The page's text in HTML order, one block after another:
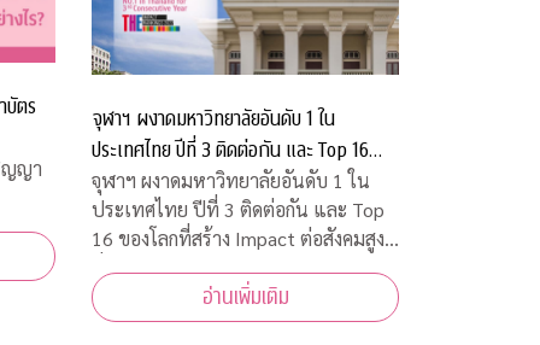
บัตร
ญญา
จุฬาฯ ผงาดมหาวิทยาลัยอันดับ 1 ใน
ประเทศไทย ปีที่ 3 ติดต่อกัน และ Top 16
ของโลกที่สร้าง Impact ต่อสังคมสูงที่สุด
จุฬาฯ ผงาดมหาวิทยาลัยอันดับ 1 ใน
ประเทศไทย ปีที่ 3 ติดต่อกัน และ Top
16 ของโลกที่สร้าง Impact ต่อสังคมสูง
ที่สุด
อ่านเพิ่มเติม